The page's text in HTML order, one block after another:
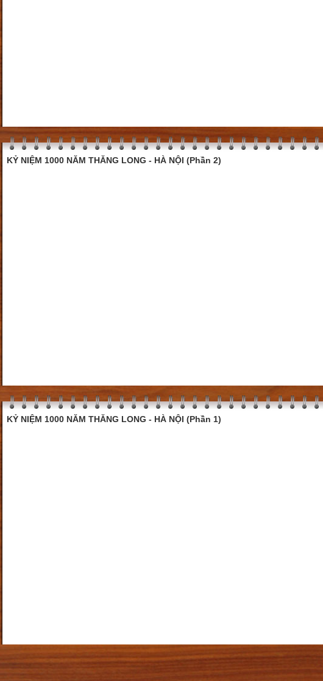
KỶ NIỆM 1000 NĂM THĂNG LONG - HÀ NỘI (Phần 2)
KỶ NIỆM 1000 NĂM THĂNG LONG - HÀ NỘI (Phần 1)